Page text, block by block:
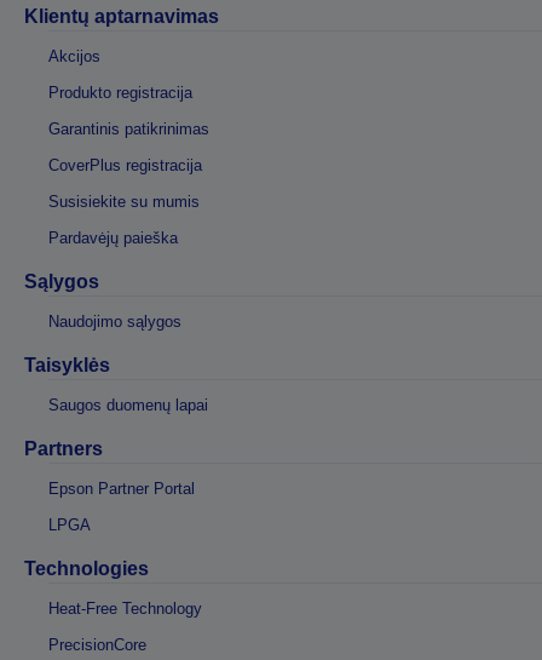
Klientų aptarnavimas
Akcijos
Produkto registracija
Garantinis patikrinimas
CoverPlus registracija
Susisiekite su mumis
Pardavėjų paieška
Sąlygos
Naudojimo sąlygos
Taisyklės
Saugos duomenų lapai
Partners
Epson Partner Portal
LPGA
Technologies
Heat-Free Technology
PrecisionCore